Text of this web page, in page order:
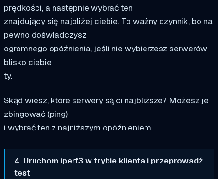
prędkości, a następnie wybrać ten
znajdujący się najbliżej ciebie. To ważny czynnik, bo na
pewno doświadczysz
ogromnego opóźnienia, jeśli nie wybierzesz serwerów
blisko ciebie
ty.
Skąd wiesz, które serwery są ci najbliższe? Możesz je
zbingować (ping)
i wybrać ten z najniższym opóźnieniem.
4. Uruchom iperf3 w trybie klienta i przeprowadź
test